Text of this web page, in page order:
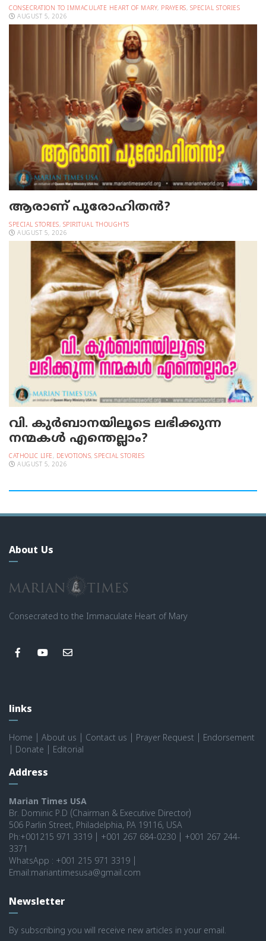
CONSECRATION TO IMMACULATE HEART OF MARY, PRAYERS, SPECIAL STORIES
AUGUST 5, 2026
ആരാണ് പുരോഹിതൻ?
SPECIAL STORIES, SPIRITUAL THOUGHTS
AUGUST 5, 2026
വി. കുര്‍ബാനയിലൂടെ ലഭിക്കുന്ന
നന്മകള്‍ എന്തെല്ലാം?
CATHOLIC LIFE, DEVOTIONS, SPECIAL STORIES
AUGUST 5, 2026
About Us
Consecrated to the Immaculate Heart of Mary
links
Home About us Contact us Prayer Request
Endorsement
Donate Editorial
Address
Marian Times USA
Br. Dominic P.D (Chairman & Executive Director)
506 Parlin Street, Philadelphia, PA 19116, USA
Ph:+001215 971 3319 | +001 267 684-0230 | +001 267 244-
3371
WhatsApp : +001 215 971 3319 |
Email:mariantimesusa@gmail.com
Newsletter
By subscribing you will receive new articles in your email.